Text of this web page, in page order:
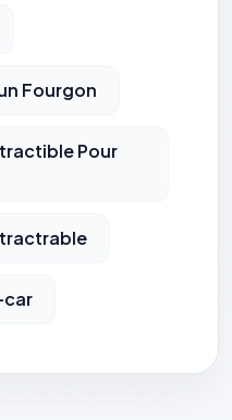
Fourgon
Pour
car